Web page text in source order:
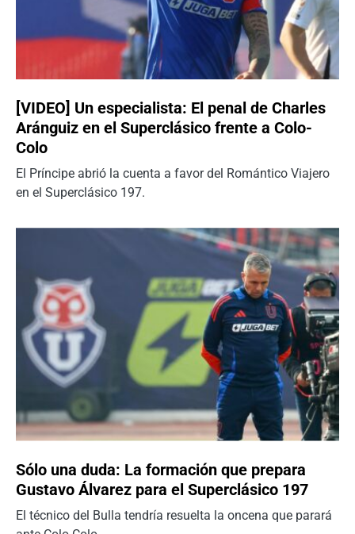
[VIDEO] Un especialista: El penal de Charles
Aránguiz en el Superclásico frente a Colo-
Colo
El Príncipe abrió la cuenta a favor del Romántico Viajero
en el Superclásico 197.
Sólo una duda: La formación que prepara
Gustavo Álvarez para el Superclásico 197
El técnico del Bulla tendría resuelta la oncena que parará